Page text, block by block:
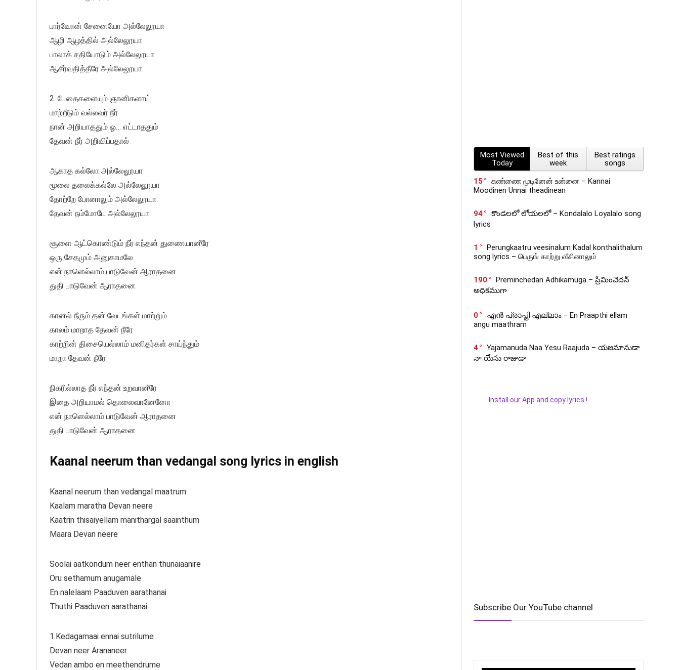
பார்வோன் சேனையோ அல்லேலூயா
ஆழி ஆழத்தில் அல்லேலூயா
பாலாக் சதியோடும் அல்லேலூயா
ஆசீர்வதித்தீரே அல்லேலூயா
2. பேதைகளையும் ஞானிகளாய்
மாற்றீடும் வல்லவர்‌ நீர்
நான் அறியாததும் ஓ… எட்டாததும்
தேவன் நீர்‌ அறிவிப்பதால்
ஆகாத‌ கல்லோ அல்லேலூயா
மூலை தலைக்கல்லே அல்லேலூயா
தோற்றே போனாலும் அல்லேலூயா
தேவன் நம்மோடே அல்லேலூயா
சூளை ஆட்கொண்டும் நீர் எந்தன் துணையானீரே
ஒரு சேதமும்‌ அனுகாமலே
என் நாளெல்லாம் பாடுவேன் ஆராதனை
துதி பாடுவேன் ஆராதனை
கானல் நீரும் தன்‌ வேடங்கள் மாற்றும்
காலம் மாறாத தேவன் நீரே
காற்றின் திசையெல்லாம் மனிதர்கள் சாய்ந்தும்
மாறா தேவன் நீரே
நிகரில்லாத நீர்‌ எந்தன் உறவானீரே
இதை அறியாமல் தொலைவானேனோ
என் நாளெல்லாம் பாடுவேன் ஆராதனை
துதி பாடுவேன் ஆராதனை
Kaanal neerum than vedangal song lyrics in english
Kaanal neerum than vedangal maatrum
Kaalam maratha Devan neere
Kaatrin thisaiyellam manithargal saainthum
Maara Devan neere
Soolai aatkondum neer enthan thunaiaanire
Oru sethamum anugamale
En nalelaam Paaduven aarathanai
Thuthi Paaduven aarathanai
1.Kedagamaai ennai sutrilume
Devan neer Arananeer
Vedan ambo en meethendrume
Most Viewed
Today
Best of this
week
Best ratings
songs
15
கண்ணை மூடினேன் உன்னை – Kannai
Moodinen Unnai theadinean
94
కొండలలో లోయలలో – Kondalalo Loyalalo song
lyrics
1
Perungkaatru veesinalum Kadal konthalithalum
song lyrics – பெருங் காற்று வீசினாலும்
190
Preminchedan Adhikamuga – ప్రేమించెదన్
అధికముగా
0
എൻ പ്രാപ്തി എല്ലാം – En Praapthi ellam
angu maathram
4
Yajamanuda Naa Yesu Raajuda – యజమానుడా
నా యేసు రాజుడా
Install our App and copy lyrics !
Subscribe Our YouTube channel